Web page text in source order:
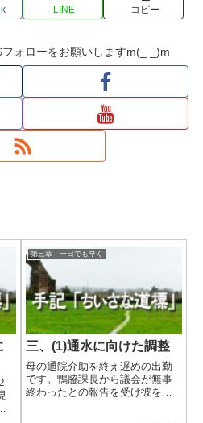
LINE コピー
ォローをお願いしますm(_ _)m
第三章 一日でも早く
三、(1)通水に向けた調整
母の通院介助を終え遅めの出勤
です。鴨脇課長から議会が無事
終わったとの報告を受け彼をね